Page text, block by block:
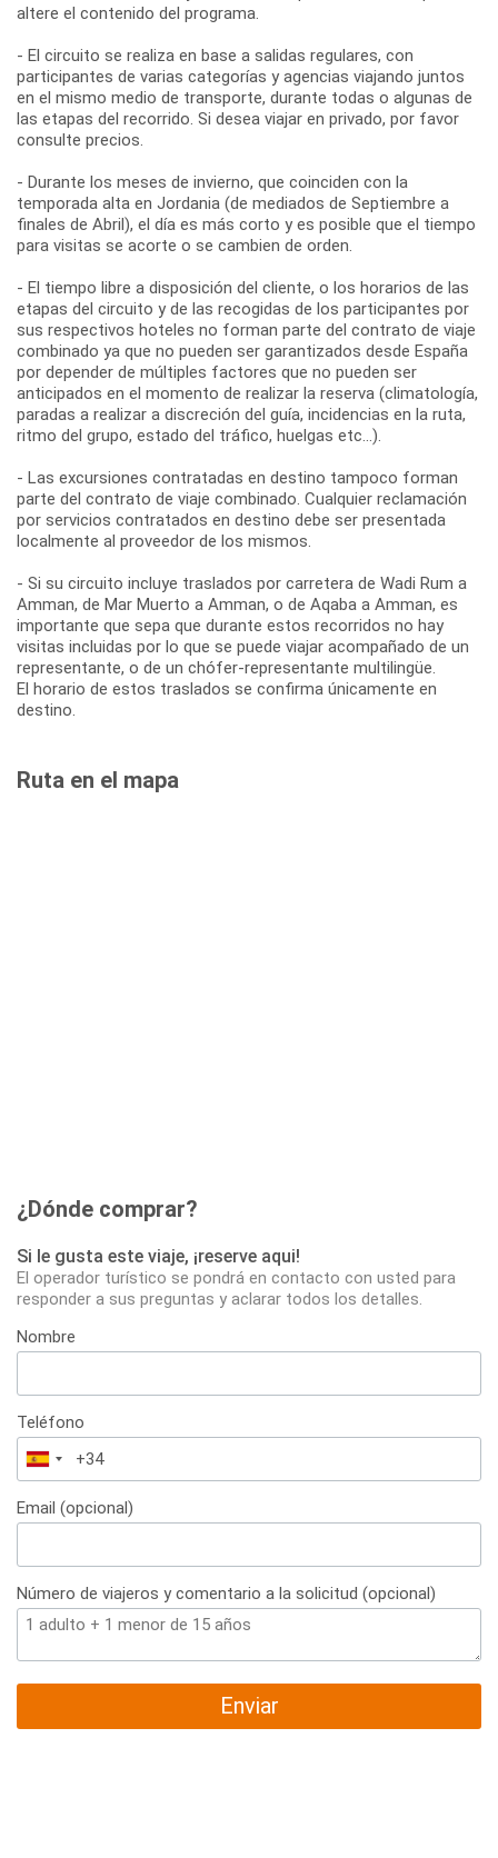
altere el contenido del programa.
- El circuito se realiza en base a salidas regulares, con
participantes de varias categorías y agencias viajando juntos
en el mismo medio de transporte, durante todas o algunas de
las etapas del recorrido. Si desea viajar en privado, por favor
consulte precios.
- Durante los meses de invierno, que coinciden con la
temporada alta en Jordania (de mediados de Septiembre a
finales de Abril), el día es más corto y es posible que el tiempo
para visitas se acorte o se cambien de orden.
- El tiempo libre a disposición del cliente, o los horarios de las
etapas del circuito y de las recogidas de los participantes por
sus respectivos hoteles no forman parte del contrato de viaje
combinado ya que no pueden ser garantizados desde España
por depender de múltiples factores que no pueden ser
anticipados en el momento de realizar la reserva (climatología,
paradas a realizar a discreción del guía, incidencias en la ruta,
ritmo del grupo, estado del tráfico, huelgas etc...).
- Las excursiones contratadas en destino tampoco forman
parte del contrato de viaje combinado. Cualquier reclamación
por servicios contratados en destino debe ser presentada
localmente al proveedor de los mismos.
- Si su circuito incluye traslados por carretera de Wadi Rum a
Amman, de Mar Muerto a Amman, o de Aqaba a Amman, es
importante que sepa que durante estos recorridos no hay
visitas incluidas por lo que se puede viajar acompañado de un
representante, o de un chófer-representante multilingüe.
El horario de estos traslados se confirma únicamente en
destino.
Ruta en el mapa
¿Dónde comprar?
Si le gusta este viaje, ¡reserve aqui!
El operador turístico se pondrá en contacto con usted para
responder a sus preguntas y aclarar todos los detalles.
Nombre
Teléfono
España
+34
Email (opcional)
Número de viajeros y comentario a la solicitud (opcional)
Enviar